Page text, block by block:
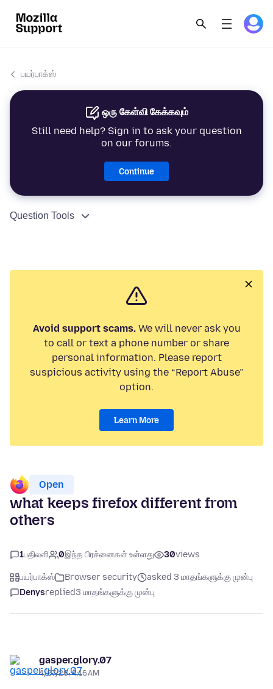
பயர்பாக்ஸ்
ஒரு கேள்வி கேக்கவும்
Still need help? Sign in to ask your question
on our forums.
Continue
Question Tools
Avoid support scams.We will never ask you
to call or text a phone number or share
personal information. Please report
suspicious activity using the “Report Abuse”
option.
Learn More
Open
what keeps firefox different from
others
1பதிலளி 0இந்த பிரச்னைகள் உள்ளது 30views
பயர்பாக்ஸ் Browser security
asked 3 மாதங்களுக்கு முன்பு
Denysreplied3 மாதங்களுக்கு முன்பு
gasper.glory.07
4/27/26, 4:16 AM